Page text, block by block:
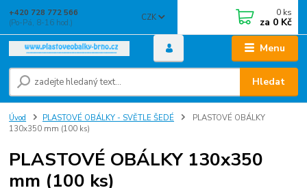
Menu
CZK
Hledat
+420 728 772 566
(Po-Pá, 8-16 hod.)
0 ks
za 0 Kč
Úvod PLASTOVÉ OBÁLKY - SVĚTLE ŠEDÉ
PLASTOVÉ OBÁLKY
130x350 mm (100 ks)
PLASTOVÉ OBÁLKY 130x350
mm (100 ks)